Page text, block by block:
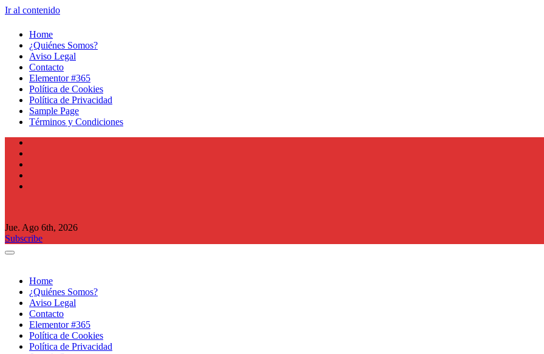
Ir al contenido
Home
¿Quiénes Somos?
Aviso Legal
Contacto
Elementor #365
Política de Cookies
Política de Privacidad
Sample Page
Términos y Condiciones
Jue. Ago 6th, 2026
Subscribe
Home
¿Quiénes Somos?
Aviso Legal
Contacto
Elementor #365
Política de Cookies
Política de Privacidad